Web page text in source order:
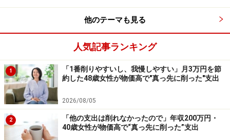
●食費
単身世帯における1カ月の食費の平均は3万9884円、その
うち外食費は1万777円です。
外食をすると割高になり、食費が増える原因になりま
す。自炊を心掛け、食費は3万円以内に抑えるようにし
ましょう。その際、お菓子やジュースなどの嗜好品は買
わないなど、ルール化しておくとムダ遣いが減ります。
節約レシピ、簡単レシピなどの情報をうまく活用しなが
らバランスのよい食事を心掛けましょう。
他のテーマも見る
人気記事ランキング
1
「1番削りやすいし、我慢しやすい」月3万円を節
約した48歳女性が物価高で"真っ先に削った"支出
2026/08/05
2
「他の支出は削れなかったので」年収200万円・
40歳女性が物価高で“真っ先に削った”支出